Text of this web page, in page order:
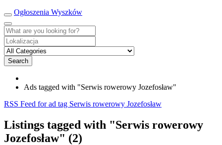
Ogłoszenia Wyszków
Search
Ads tagged with "Serwis rowerowy Jozefosław"
RSS Feed for ad tag Serwis rowerowy Jozefosław
Listings tagged with "Serwis rowerowy
Jozefosław" (2)